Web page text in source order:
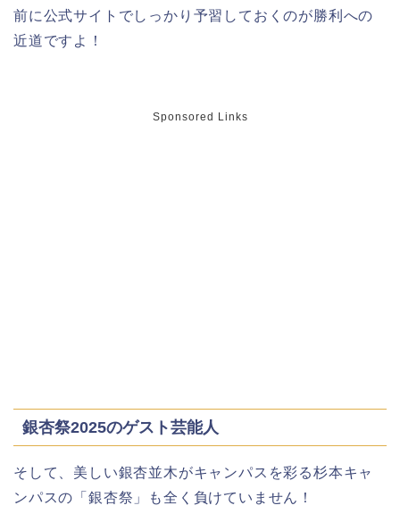
前に公式サイトでしっかり予習しておくのが勝利への
近道ですよ！
Sponsored Links
銀杏祭2025のゲスト芸能人
そして、美しい銀杏並木がキャンパスを彩る杉本キャ
ンパスの「銀杏祭」も全く負けていません！